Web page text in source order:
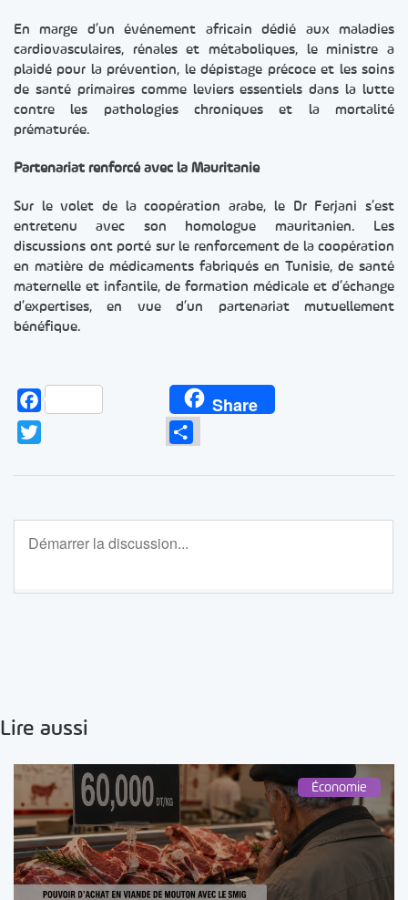
En marge d’un événement africain dédié aux maladies
cardiovasculaires, rénales et métaboliques, le ministre a
plaidé pour la prévention, le dépistage précoce et les soins
de santé primaires comme leviers essentiels dans la lutte
contre les pathologies chroniques et la mortalité
prématurée.
Partenariat renforcé avec la Mauritanie
Sur le volet de la coopération arabe, le Dr Ferjani s’est
entretenu avec son homologue mauritanien. Les
discussions ont porté sur le renforcement de la coopération
en matière de médicaments fabriqués en Tunisie, de santé
maternelle et infantile, de formation médicale et d’échange
d’expertises, en vue d’un partenariat mutuellement
bénéfique.
Facebook Share
Partager
Lire aussi
Économie